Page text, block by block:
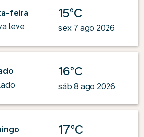
feira
leve
15°C
sex 7 ago 2026
16°C
sáb 8 ago 2026
17°C